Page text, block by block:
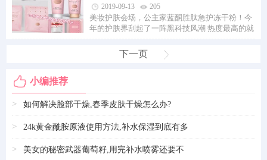
干粉！
2019-09-13 205
美妆护肤会场，公主家蓝酮胜肽急护冻干粉！今
年的护肤界刮起了一阵黑科技风潮 热度最高的就
下一页
小编推荐
> 如何解决脸部干燥,春季皮肤干燥怎么办?
> 24k黄金酰胺原液使用方法,补水保湿到底有多
> 美女的秘密武器葡萄籽,用完补水喷雾还要不